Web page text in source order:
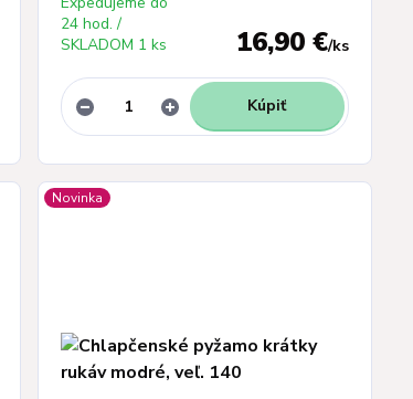
16,90 €/ks
24 hod. /
SKLADOM 1 ks
Kúpiť
Novinka